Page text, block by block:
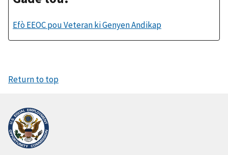
Efò EEOC pou Veteran ki Genyen Andikap
Return to top